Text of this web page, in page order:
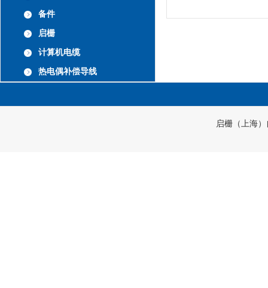
备件
启栅
计算机电缆
热电偶补偿导线
启栅（上海